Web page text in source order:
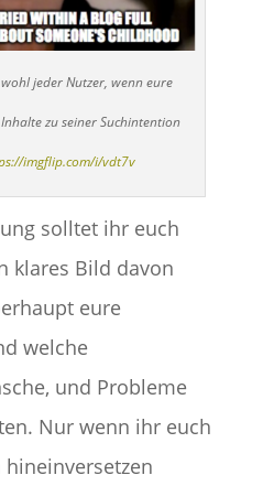
jeder Nutzer, wenn eure
zu seiner Suchintention
imgflip.com/i/vdt7v
solltet ihr euch
klares Bild davon
eure
welche
und Probleme
Nur wenn ihr euch